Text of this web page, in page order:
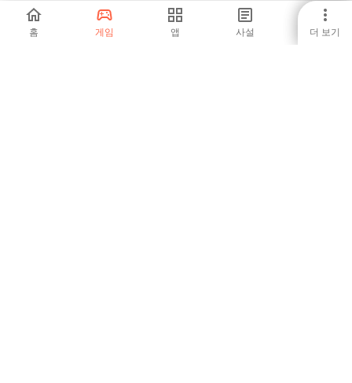
홈 게임 앱 사설 더 보기
라스트 Z: 서바이벌
슈터
5
갱스터 범죄 도시
공격 3D
Tractor Game 3d
Indian Farming